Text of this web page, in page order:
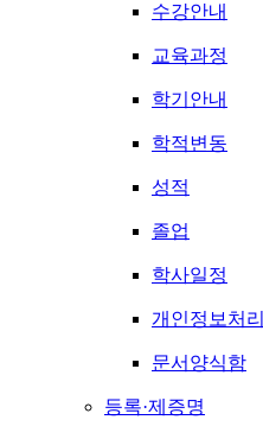
수강안내
교육과정
학기안내
학적변동
성적
졸업
학사일정
개인정보처
문서양식함
등록·제증명